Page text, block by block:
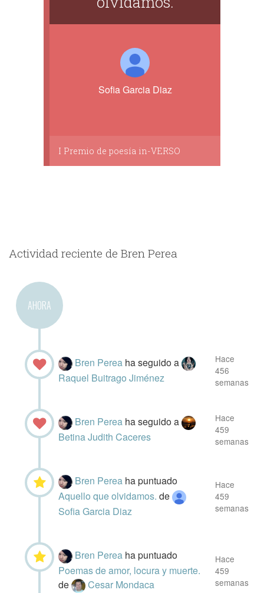
Sofia Garcia Diaz
I Premio de poesía in-VERSO
Actividad reciente de Bren Perea
AHORA
Bren Perea ha seguido a
Raquel Buitrago Jiménez
Hace
456
semanas
Bren Perea ha seguido a
Betina Judith Caceres
Hace
459
semanas
Bren Perea ha puntuado
Aquello que olvidamos.de
Sofia Garcia Diaz
Hace
459
semanas
Bren Perea ha puntuado
Poemas de amor, locura y muerte.
de
Cesar Mondaca
Hace
459
semanas